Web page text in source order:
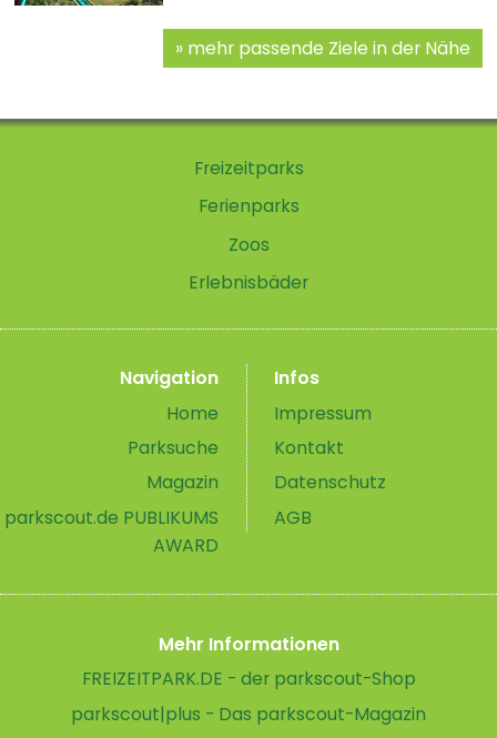
mehr passende Ziele in der Nähe
Freizeitparks
Ferienparks
Zoos
Erlebnisbäder
Navigation
Home
Parksuche
Magazin
parkscout.de PUBLIKUMS
AWARD
Infos
Impressum
Kontakt
Datenschutz
AGB
Mehr Informationen
FREIZEITPARK.DE - der parkscout-Shop
parkscout|plus - Das parkscout-Magazin